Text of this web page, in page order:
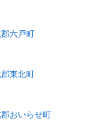
六戸町
東北町
おいらせ町